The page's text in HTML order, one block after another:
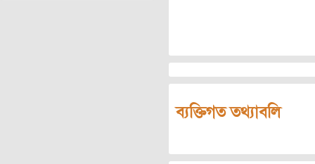
ব্যক্তিগত তথ্যাবলি